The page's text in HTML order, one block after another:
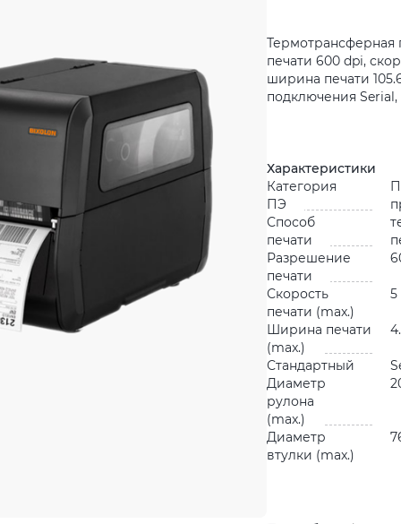
Термотрансферная
печати 600 dpi,
ширина печати
подключения Serial,
Характеристики
Категория
ПЭ
Способ
печати
Разрешение
печати
Скорость
печати (max.)
5
Ширина печати
(max.)
Стандартный
Диаметр
рулона
(max.)
Диаметр
втулки (max.)